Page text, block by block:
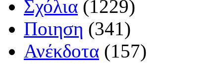
Σχόλια (1229)
Ποιηση (341)
Ανέκδοτα (157)